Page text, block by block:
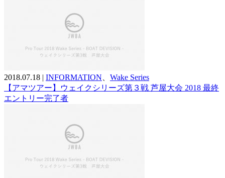
2018.07.18 | INFORMATION
Wake Series
【アマツアー】ウェイクシリーズ第３戦 芦屋大会 2018 最終
エントリー完了者